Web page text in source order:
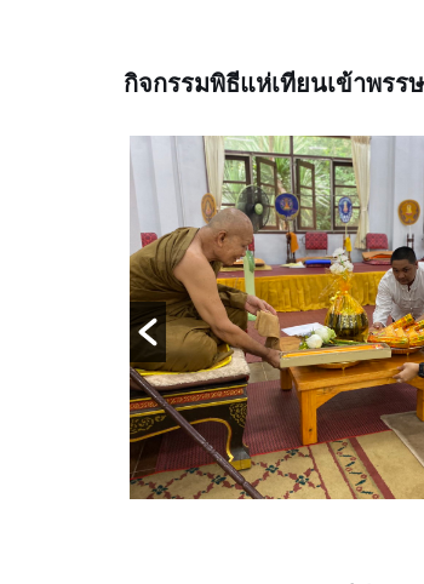
กิจกรรมพิธีแห่เทียนเข้าพรร